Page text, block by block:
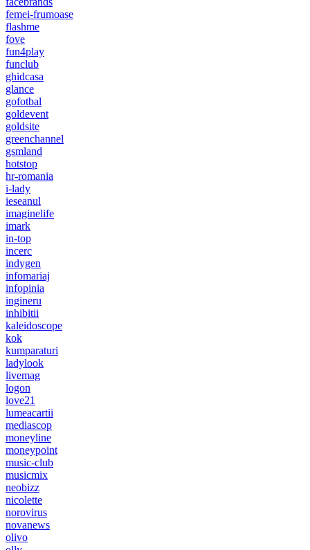
femei-frumoase
flashme
fove
fun4play
funclub
ghidcasa
glance
gofotbal
goldevent
goldsite
greenchannel
gsmland
hotstop
hr-romania
i-lady
ieseanul
imaginelife
imark
in-top
incerc
indygen
infomariaj
infopinia
ingineru
inhibitii
kaleidoscope
kok
kumparaturi
ladylook
livemag
logon
love21
lumeacartii
mediascop
moneyline
moneypoint
music-club
musicmix
neobizz
nicolette
norovirus
novanews
olivo